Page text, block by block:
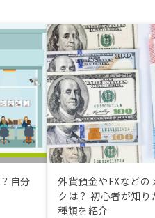
自分
外貨預金やFXなどの
クは？ 初心者が知
種類を紹介